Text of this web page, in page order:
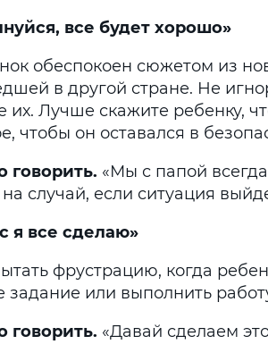
все будет хорошо»
обеспокоен сюжетом из
в другой стране. Не
их. Лучше скажите ребенку,
чтобы он оставался в
говорить. «Мы с папой
случай, если ситуация
я все сделаю»
фрустрацию, когда
или выполнить
говорить. «Давай сделаем